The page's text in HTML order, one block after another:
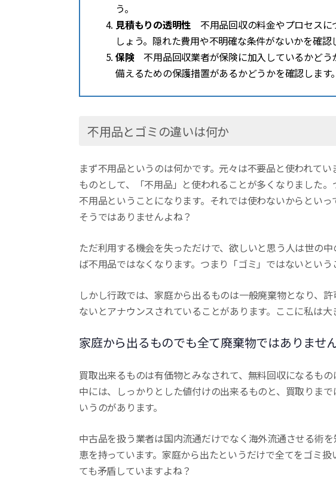
う。
見積もりの透明性 不用品回収の料金やプロセスに
しょう。隠れた費用や不明確な条件がないかを確認
保険不用品回収業者が保険に加入しているかどう
備えるための保護措置があるかどうかを確認します。
不用品とゴミの違いは何か
まず不用品というのは何かです。元々は不要品と使われて
ものとして、「不用品」と使われることが多くなりました
不用品ということになります。それでは使わないからとい
そうではありませんよね？
ただ利用する機会を失っただけで、欲しいと思う人は世の
ば不用品ではなくなります。つまり「ゴミ」ではないという
しかし行政では、家庭から出るものは一般廃棄物となり、
ないとアナウンスされていることがあります。ここに私は大
家庭から出るものでも全て廃棄物ではありませ
買取出来るものは有価物とみなされて、無料回収になるも
中には、しっかりとした値付けの出来るものと、買取りま
いうのがあります。
中古品を扱う業者は国内流通だけでなく海外流通させる術
恵を持っています。家庭から出たというだけで全てをゴミ
ても矛盾していますよね？